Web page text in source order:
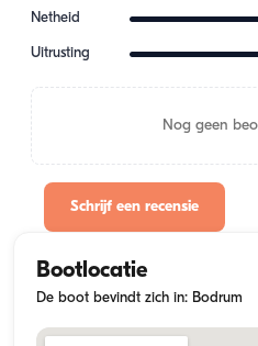
Netheid
Uitrusting
Nog geen
Schrijf een recensie
Bootlocatie
De boot bevindt zich in: Bodrum